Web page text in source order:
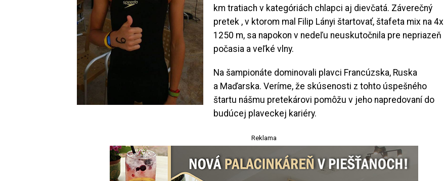
km tratiach v kategóriách chlapci aj dievčatá. Záverečný
pretek , v ktorom mal Filip Lányi štartovať, štafeta mix na 4x
1250 m, sa napokon v nedeľu neuskutočnila pre nepriazeň
počasia a veľké vlny.
Na šampionáte dominovali plavci Francúzska, Ruska
a Maďarska. Veríme, že skúsenosti z tohto úspešného
štartu nášmu pretekárovi pomôžu v jeho napredovaní do
budúcej plaveckej kariéry.
Reklama